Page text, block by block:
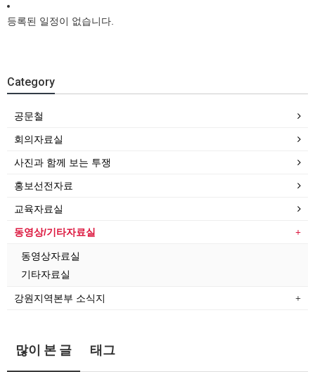
등록된 일정이 없습니다.
Category
공문철
회의자료실
사진과 함께 보는 투쟁
홍보선전자료
교육자료실
동영상/기타자료실
동영상자료실
기타자료실
강원지역본부 소식지
많이 본 글 태그